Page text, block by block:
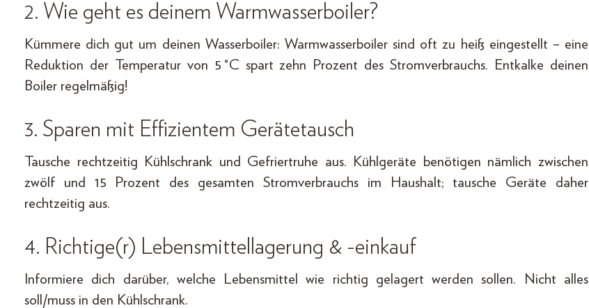
2. Wie geht es deinem Warmwasserboiler?
Kümmere dich gut um deinen Wasserboiler: Warmwasserboiler sind oft zu heiß eingestellt – eine
Reduktion der Temperatur von 5 °C spart zehn Prozent des Stromverbrauchs. Entkalke deinen
Boiler regelmäßig!
3. Sparen mit Effizientem Gerätetausch
Tausche rechtzeitig Kühlschrank und Gefriertruhe aus. Kühlgeräte benötigen nämlich zwischen
zwölf und 15 Prozent des gesamten Stromverbrauchs im Haushalt; tausche Geräte daher
rechtzeitig aus.
4. Richtige(r) Lebensmittellagerung & -einkauf
Informiere dich darüber, welche Lebensmittel wie richtig gelagert werden sollen. Nicht alles
soll/muss in den Kühlschrank.